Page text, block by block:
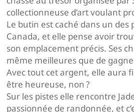
collectionneuse d’art voulant
Le butin est caché dans un des
Canada, et elle pense avoir
son emplacement précis. Ses
même meilleures que de
Avec tout cet argent, elle aura
être heureuse, non ?
Sur les pistes elle rencontre
passionnée de randonnée, et